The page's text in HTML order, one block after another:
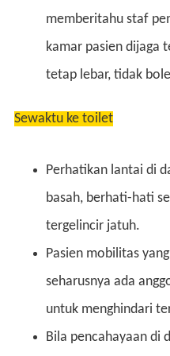
memberitahu staf
kamar pasien dijaga
tetap lebar, tidak
Sewaktu ke toilet
Perhatikan lantai di
basah, berhati-hati
tergelincir jatuh.
Pasien mobilitas
seharusnya ada
untuk menghindari
Bila pencahayaan di